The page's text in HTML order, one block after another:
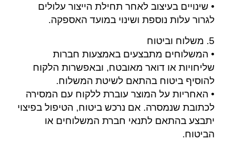
• שינויים בעיצוב לאחר תחילת הייצור עלולים
לגרור עלות נוספת ושינוי במועד האספקה.
5. משלוח וביטוח
• המשלוחים מתבצעים באמצעות חברות
שליחויות או דואר מאובטח, ובאפשרות הלקוח
להוסיף ביטוח בהתאם לשיטת המשלוח.
• האחריות על המוצר עוברת ללקוח עם המסירה
לכתובת שנמסרה. אם נרכש ביטוח, הטיפול בפיצוי
יתבצע בהתאם לתנאי חברת המשלוחים או
הביטוח.